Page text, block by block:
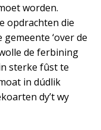
worden.
opdrachten die
‘over de
de ferbining
sterke fûst te
in dúdlik
dy’t wy